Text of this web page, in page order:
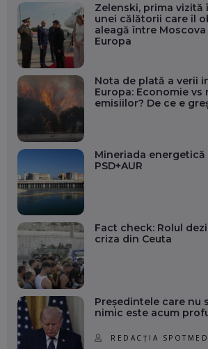
Zelenski, prima vizită
unei călătorii care îl
aleagă între
Europa
Nota de plată a verii
Europa: Economie vs
emisiilor? De ce e
Mineriada energetică
PSD+AUR
Fact check: Rolul
criza din Ceuta
Președintele care nu
nimic este acum
REDACȚIA